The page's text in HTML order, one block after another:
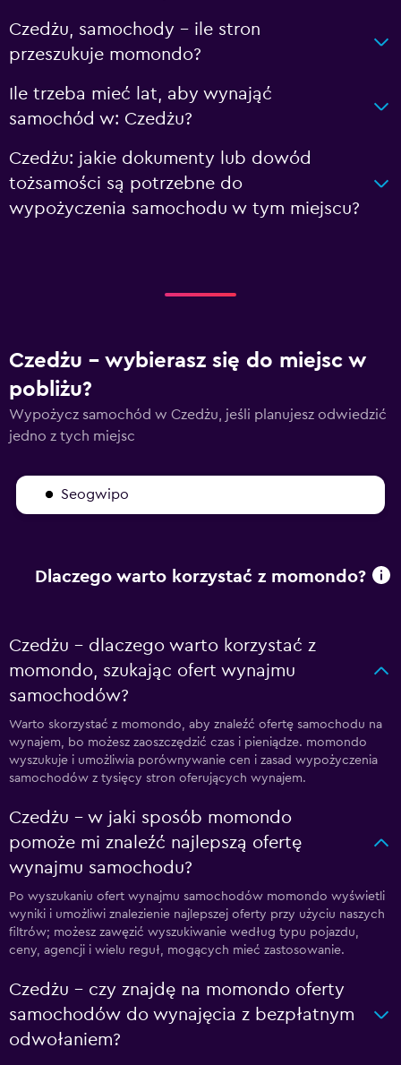
Czedżu, samochody – ile stron
przeszukuje momondo?
Ile trzeba mieć lat, aby wynająć
samochód w: Czedżu?
Czedżu: jakie dokumenty lub dowód
tożsamości są potrzebne do
wypożyczenia samochodu w tym miejscu?
Czedżu – wybierasz się do miejsc w
pobliżu?
Wypożycz samochód w Czedżu, jeśli planujesz odwiedzić
jedno z tych miejsc
Seogwipo
Dlaczego warto korzystać z momondo?
Czedżu – dlaczego warto korzystać z
momondo, szukając ofert wynajmu
samochodów?
Warto skorzystać z momondo, aby znaleźć ofertę samochodu na
wynajem, bo możesz zaoszczędzić czas i pieniądze. momondo
wyszukuje i umożliwia porównywanie cen i zasad wypożyczenia
samochodów z tysięcy stron oferujących wynajem.
Czedżu – w jaki sposób momondo
pomoże mi znaleźć najlepszą ofertę
wynajmu samochodu?
Po wyszukaniu ofert wynajmu samochodów momondo wyświetli
wyniki i umożliwi znalezienie najlepszej oferty przy użyciu naszych
filtrów; możesz zawęzić wyszukiwanie według typu pojazdu,
ceny, agencji i wielu reguł, mogących mieć zastosowanie.
Czedżu – czy znajdę na momondo oferty
samochodów do wynajęcia z bezpłatnym
odwołaniem?